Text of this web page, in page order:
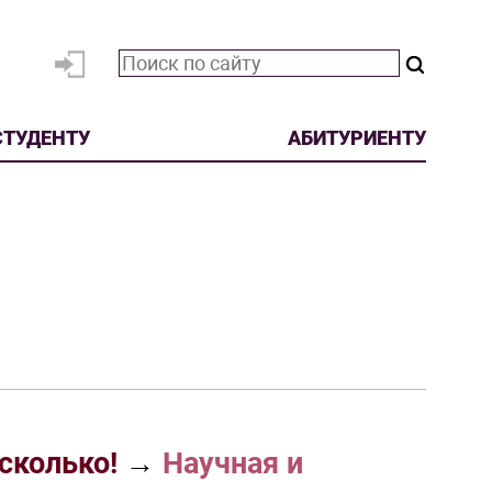
АБИТУРИЕНТУ
→ Научная и